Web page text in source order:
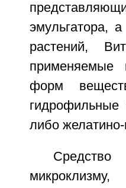
эмульгатора,
растений,
применяемые
форм
гидрофильные
либо